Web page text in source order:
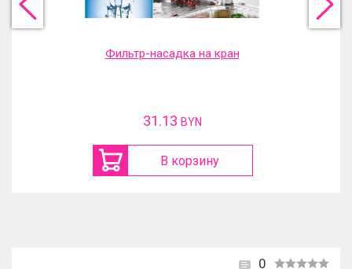
Фильтр-насадка на кран
31.13 BYN
В корзину
0